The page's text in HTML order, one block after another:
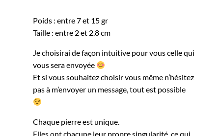
Poids : entre 7 et 15 gr
Taille : entre 2 et 2.8 cm
Je choisirai de façon intuitive pour vous celle qui
vous sera envoyée
Et si vous souhaitez choisir vous même n’hésitez
pas à m’envoyer un message, tout est possible
Chaque pierre est unique.
Elles ont chacune leur propre singularité, ce qui